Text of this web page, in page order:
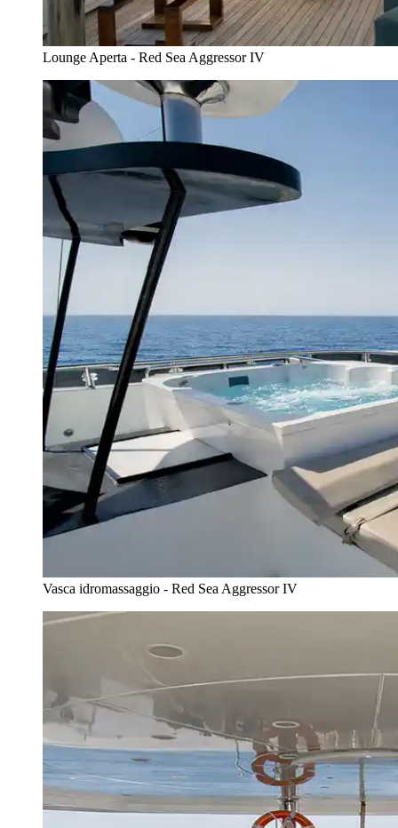
Lounge Aperta - Red Sea Aggressor IV
Vasca idromassaggio - Red Sea Aggressor IV